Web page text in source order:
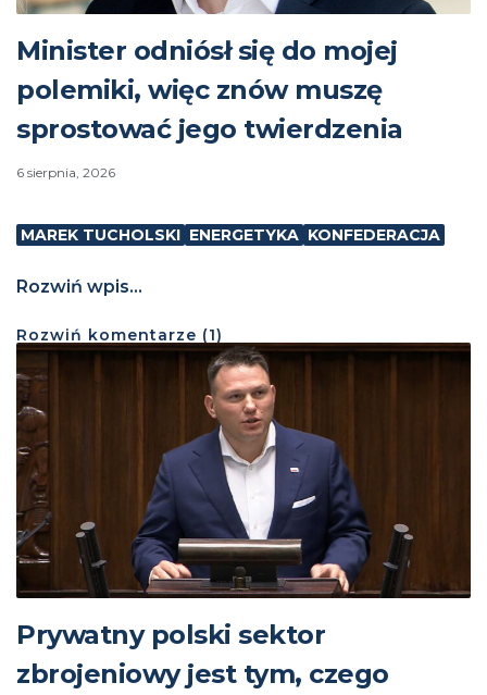
Minister odniósł się do mojej
polemiki, więc znów muszę
sprostować jego twierdzenia
6 sierpnia, 2026
MAREK TUCHOLSKI ENERGETYKA KONFEDERACJA
Rozwiń wpis...
Rozwiń komentarze (1)
Prywatny polski sektor
zbrojeniowy jest tym, czego